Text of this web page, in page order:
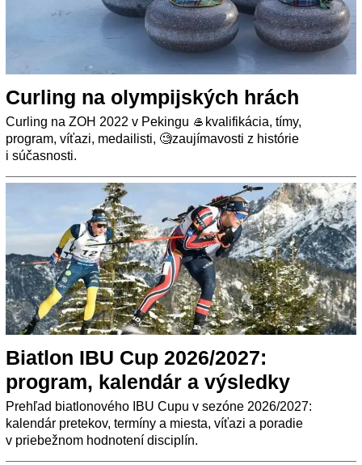
Curling na olympijských hrách
Curling na ZOH 2022 v Pekingu 🥌kvalifikácia, tímy,
program, víťazi, medailisti, 🧐zaujímavosti z histórie
i súčasnosti.
Biatlon IBU Cup 2026/2027:
program, kalendár a výsledky
Prehľad biatlonového IBU Cupu v sezóne 2026/2027:
kalendár pretekov, termíny a miesta, víťazi a poradie
v priebežnom hodnotení disciplín.